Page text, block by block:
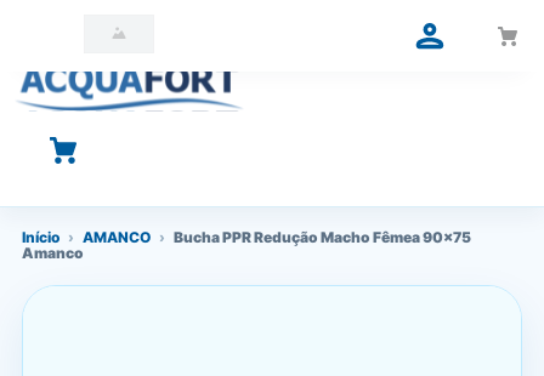
O que você está procurando?
Início › AMANCO › Bucha PPR Redução Macho Fêmea 90x75
Amanco